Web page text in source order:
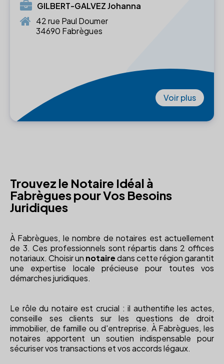
GILBERT-GALVEZ Johanna
42 rue Paul Doumer
34690 Fabrègues
Voir plus
Trouvez le Notaire Idéal à
Fabrègues pour Vos Besoins
Juridiques
À Fabrègues, le nombre de notaires est actuellement
de 3. Ces professionnels sont répartis dans 2 offices
notariaux. Choisir un notairedans cette région garantit
une expertise locale précieuse pour toutes vos
démarches juridiques.
Le rôle du notaire est crucial : il authentifie les actes,
conseille ses clients sur les questions de droit
immobilier, de famille ou d'entreprise. À Fabrègues, les
notaires apportent un soutien indispensable pour
sécuriser vos transactions et vos accords légaux.